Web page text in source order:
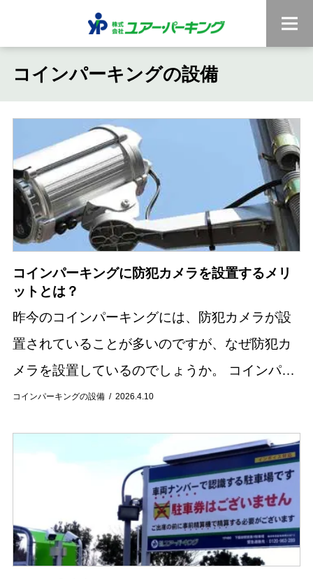
コインパーキングの設備
コインパーキングの設備 2026.4.10
コインパーキングに防犯カメラを設置するメリ
ットとは？
昨今のコインパーキングには、防犯カメラが設
置されていることが多いのですが、なぜ防犯カ
メラを設置しているのでしょうか。 コインパー
キング経営は、費用や労力の面で負担が少なく
めていま...